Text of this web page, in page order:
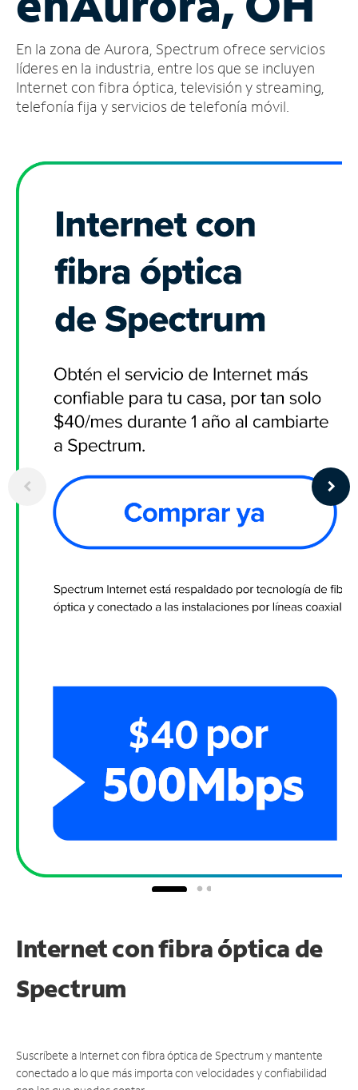
cuenta
Encuentra
una
tienda
En la zona de Aurora, Spectrum ofrece servicios
líderes en la industria, entre los que se incluyen
Internet con fibra óptica, televisión y streaming,
telefonía fija y servicios de telefonía móvil.
Internet con fibra óptica de
Spectrum
Suscríbete a Internet con fibra óptica de Spectrum y mantente
conectado a lo que más importa con velocidades y confiabilidad